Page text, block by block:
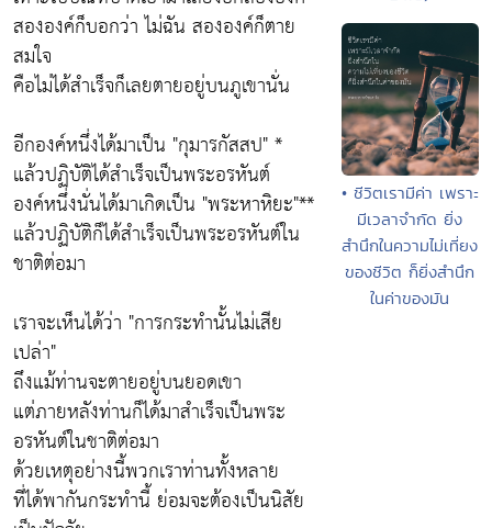
สององค์ก็บอกว่า ไม่ฉัน สององค์ก็ตาย
สมใจ
คือไม่ได้สำเร็จก็เลยตายอยู่บนภูเขานั่น
อีกองค์หนึ่งได้มาเป็น "กุมารกัสสป" *
แล้วปฏิบัติได้สำเร็จเป็นพระอรหันต์
องค์หนึ่งนั่นได้มาเกิดเป็น "พระหาหิยะ"**
แล้วปฏิบัติก็ได้สำเร็จเป็นพระอรหันต์ใน
ชาติต่อมา
เราจะเห็นได้ว่า "การกระทำนั้นไม่เสีย
เปล่า"
ถึงแม้ท่านจะตายอยู่บนยอดเขา
แต่ภายหลังท่านก็ได้มาสำเร็จเป็นพระ
อรหันต์ในชาติต่อมา
ด้วยเหตุอย่างนี้พวกเราท่านทั้งหลาย
ที่ได้พากันกระทำนี้ ย่อมจะต้องเป็นนิสัย
• ชีวิตเรามีค่า เพราะ
มีเวลาจำกัด ยิ่ง
สำนึกในความไม่เที่ยง
ของชีวิต ก็ยิ่งสำนึก
ในค่าของมัน